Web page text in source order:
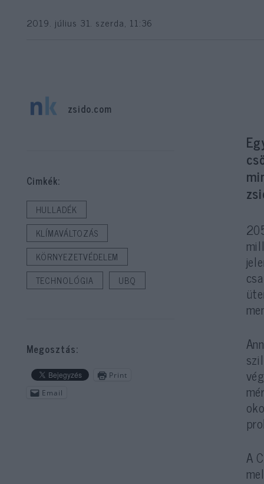
2019. július 31. szerda, 11:36
A
zsido.com
Cimkék:
HULLADÉK
KLÍMAVÁLTOZÁS
KÖRNYEZETVÉDELEM
TECHNOLÓGIA
UBQ
Megosztás:
Print
Email